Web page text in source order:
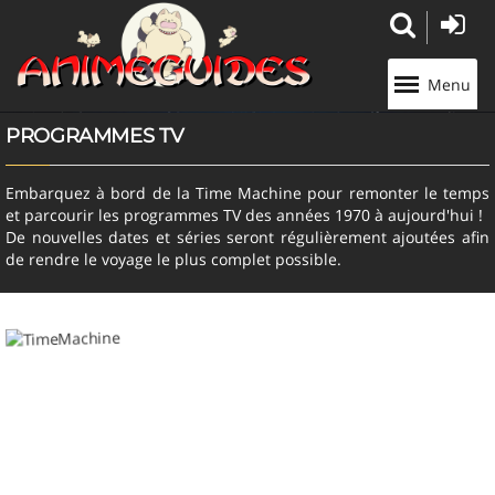
Menu
PROGRAMMES TV
Embarquez à bord de la Time Machine pour remonter le temps
et parcourir les programmes TV des années 1970 à aujourd'hui !
De nouvelles dates et séries seront régulièrement ajoutées afin
de rendre le voyage le plus complet possible.
Panneau de gestion des cookies